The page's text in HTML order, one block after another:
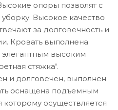
опоры позволят с
Высокое качество
за долговечность и
Кровать выполнена
элегантным высоким
стяжка".
и долговечен, выполнен
оснащена подъемным
осуществляется